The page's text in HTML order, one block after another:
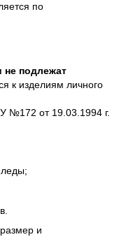
по
не подлежат
к изделиям личного
№172 от 19.03.1994 г.
и